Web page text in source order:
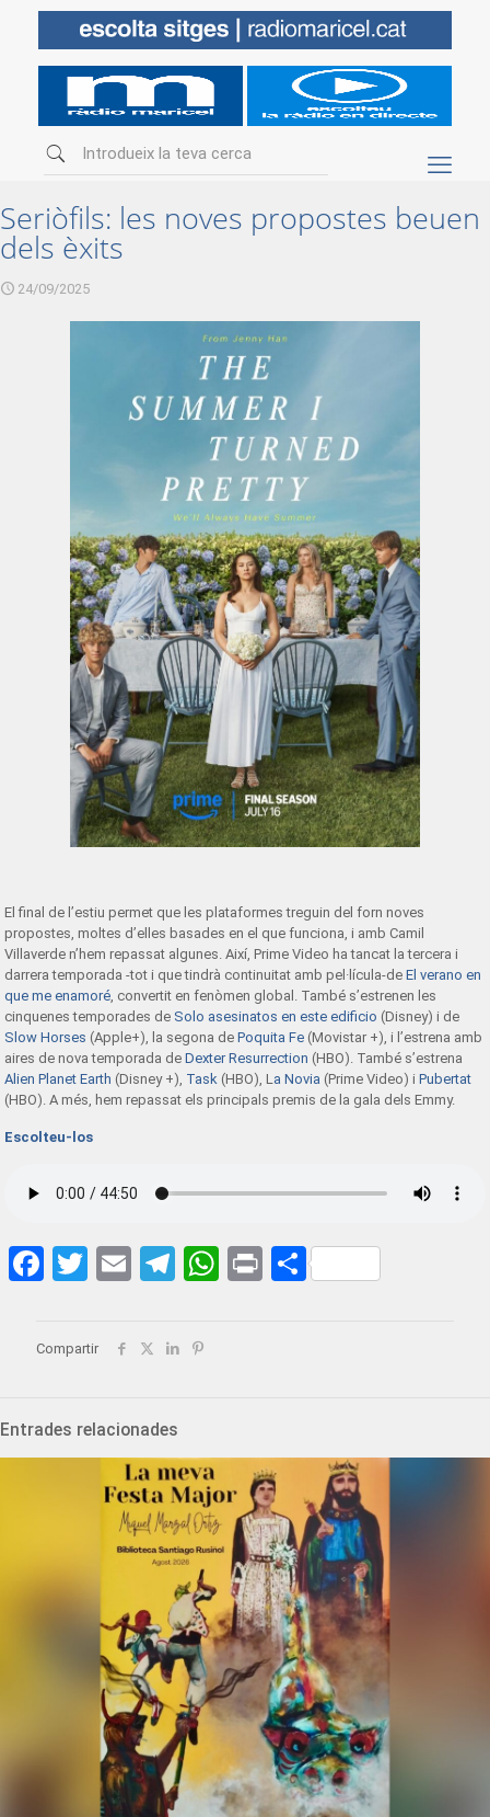
Seriòfils: les noves propostes beuen
dels èxits
24/09/2025
El final de l’estiu permet que les plataformes treguin del forn noves
propostes, moltes d’elles basades en el que funciona, i amb Camil
Villaverde n’hem repassat algunes. Així, Prime Video ha tancat la tercera i
darrera temporada -tot i que tindrà continuitat amb pel·lícula-deEl verano en
que me enamoré, convertit en fenòmen global. També s’estrenen les
cinquenes temporades de Solo asesinatos en este edificio (Disney) i de
Slow Horses (Apple+), la segona dePoquita Fe (Movistar +), i l’estrena amb
aires de nova temporada deDexter Resurrection (HBO). També s’estrena
Alien Planet Earth (Disney +), Task (HBO), La Novia (Prime Video) iPubertat
(HBO). A més, hem repassat els principals premis de la gala dels Emmy.
Escolteu-los
Facebook
Twitter
EmailTelegram
WhatsApp
PrintShare
Compartir
Entrades relacionades